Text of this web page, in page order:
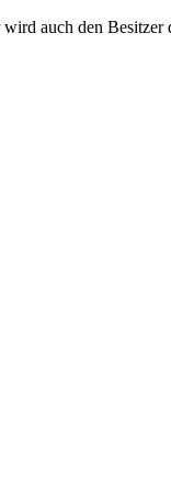
auch den Besitzer